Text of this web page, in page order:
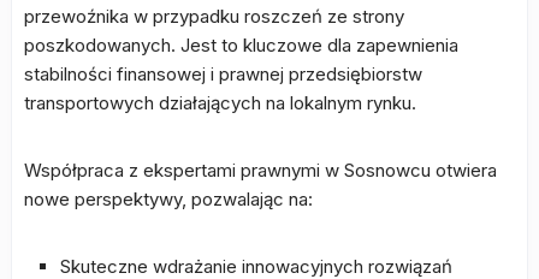
przewoźnika w przypadku roszczeń ze strony
poszkodowanych. Jest to kluczowe dla zapewnienia
stabilności finansowej i prawnej przedsiębiorstw
transportowych działających na lokalnym rynku.
Współpraca z ekspertami prawnymi w Sosnowcu otwiera
nowe perspektywy, pozwalając na:
Skuteczne wdrażanie innowacyjnych rozwiązań